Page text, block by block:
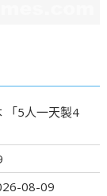
「5人一天製4
08-09